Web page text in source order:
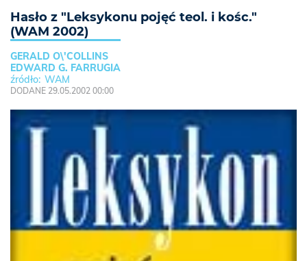
Hasło z "Leksykonu pojęć teol. i kośc."
(WAM 2002)
GERALD O\'COLLINS
EDWARD G. FARRUGIA
WAM
DODANE 29.05.2002 00:00